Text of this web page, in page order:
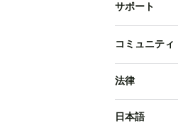
サポート
コミュニティ
法律
日本語